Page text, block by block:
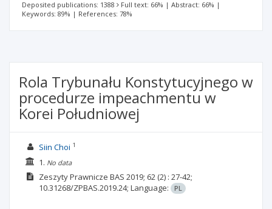
Deposited publications: 1388 Full text: 66% | Abstract: 66% |
Keywords: 89% | References: 78%
Rola Trybunału Konstytucyjnego w
procedurze impeachmentu w
Korei Południowej
Siin Choi 1
1. No data
Zeszyty Prawnicze BAS 2019; 62(2) : 27-42;
10.31268/ZPBAS.2019.24; Language: PL